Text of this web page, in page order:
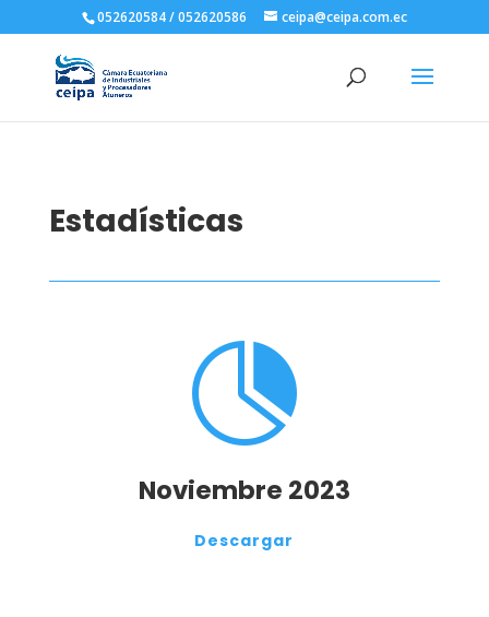
052620584 / 052620586 ceipa@ceipa.com.ec
Estadísticas

Noviembre 2023
Descargar